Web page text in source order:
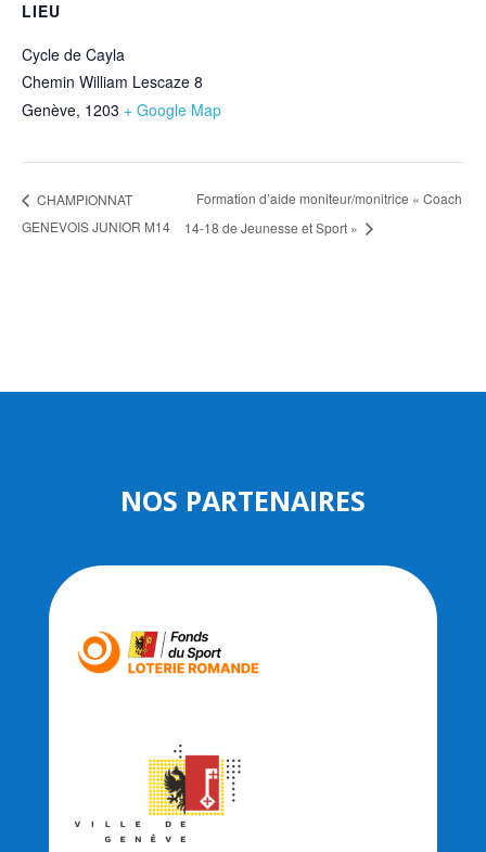
LIEU
Cycle de Cayla
Chemin William Lescaze 8
Genève, 1203 + Google Map
CHAMPIONNAT
GENEVOIS JUNIOR M14
Formation d’aide moniteur/monitrice « Coach
14-18 de Jeunesse et Sport »
NOS PARTENAIRES